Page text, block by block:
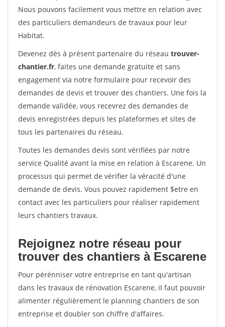
Nous pouvons facilement vous mettre en relation avec
des particuliers demandeurs de travaux pour leur
Habitat.
Devenez dès à présent partenaire du réseau trouver-
chantier.fr, faites une demande gratuite et sans
engagement via notre formulaire pour recevoir des
demandes de devis et trouver des chantiers. Une fois la
demande validée, vous recevrez des demandes de
devis enregistrées depuis les plateformes et sites de
tous les partenaires du réseau.
Toutes les demandes devis sont vérifiées par notre
service Qualité avant la mise en relation à Escarene. Un
processus qui permet de vérifier la véracité d'une
demande de devis. Vous pouvez rapidement $etre en
contact avec les particuliers pour réaliser rapidement
leurs chantiers travaux.
Rejoignez notre réseau pour
trouver des chantiers à Escarene
Pour pérénniser votre entreprise en tant qu'artisan
dans les travaux de rénovation Escarene, il faut pouvoir
alimenter régulièrement le planning chantiers de son
entreprise et doubler son chiffre d'affaires.